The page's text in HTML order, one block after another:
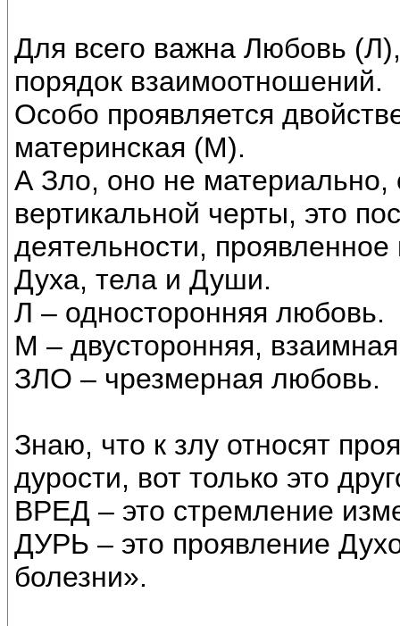
Для всего важна Любовь
порядок взаимоотношений.
Особо проявляется
материнская (М).
А Зло, оно не материально,
вертикальной черты, это
деятельности,
Духа, тела и Души.
Л – односторонняя любовь.
М – двусторонняя,
ЗЛО – чрезмерная любовь.
Знаю, что к злу относят
дурости, вот только это
ВРЕД – это стремление
ДУРЬ – это проявление
болезни».